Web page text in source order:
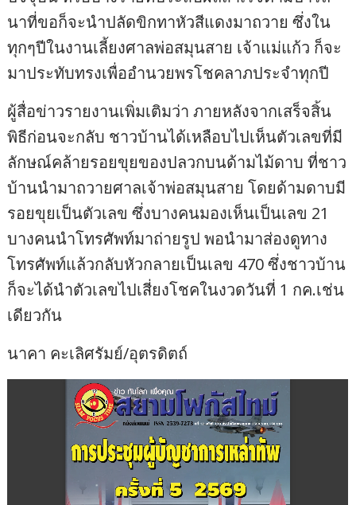
นาที่ขอก็จะนำปลัดขิกทาหัวสีแดงมาถวาย ซึ่งใน
ทุกๆปีในงานเลี้ยงศาลพ่อสมุนสาย เจ้าแม่แก้ว ก็จะ
มาประทับทรงเพื่ออำนวยพรโชคลาภประจำทุกปี
ผู้สื่อข่าวรายงานเพิ่มเติมว่า ภายหลังจากเสร็จสิ้น
พิธีก่อนจะกลับ ชาวบ้านได้เหลือบไปเห็นตัวเลขที่มี
ลักษณ์คล้ายรอยขุยของปลวกบนด้ามไม้ดาบ ที่ชาว
บ้านนำมาถวายศาลเจ้าพ่อสมุนสาย โดยด้ามดาบมี
รอยขุยเป็นตัวเลข ซึ่งบางคนมองเห็นเป็นเลข 21
บางคนนำโทรศัพท์มาถ่ายรูป พอนำมาส่องดูทาง
โทรศัพท์แล้วกลับหัวกลายเป็นเลข 470 ซึ่งชาวบ้าน
ก็จะได้นำตัวเลขไปเสี่ยงโชคในงวดวันที่ 1 กค.เช่น
เดียวกัน
นาคา คะเลิศรัมย์/อุตรดิตถ์